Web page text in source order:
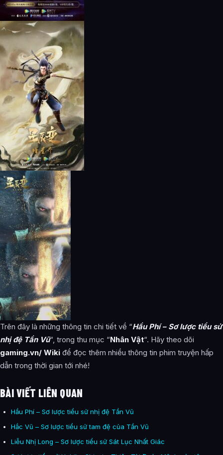
Trên đây là những thông tin chi tiết về “Hầu Phí – Sơ lược tiểu sử
nhị đệ Tần Vũ“, trong thu mục “Nhân Vật“. Hãy theo dõi
gaming.vn/ Wiki để đọc thêm nhiều thông tin phim truyện hấp
dẫn trong thời gian tới nhé!
BÀI VIẾT LIÊN QUAN
Hầu Phí – Sơ lược tiểu sử nhị đệ Tần Vũ
Hắc Vũ – Sơ lược tiểu sử tam đệ của Tần Vũ
Liễu Nhị Long – Sơ lược tiểu sử Sát Lục Nhất Giác